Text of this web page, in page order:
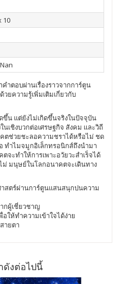
10
ำตอบผ่านเรื่องราวจากการ์ตูน
วยความรู้เพิ่มเติมเกี่ยวกับ
ขึ้น แต่ยังไม่เกิดขึ้นจริงในปัจจุบัน
เชิงบวกต่อเศรษฐกิจ สังคม และวิถี
ตช่วยชะลอความชราได้หรือไม่ ชด
ทำไมจมูกอิเล็กทรอนิกส์ถึงนำมา
จะทำให้การเพาะอวัยวะสำเร็จได้
มนุษย์ในโลกอนาคตจะเดินทาง
สตร์ผ่านการ์ตูนแสนสนุกปนความ
กผู้เชี่ยวชาญ
อให้ทำความเข้าใจได้ง่าย
ายตา
งต่อไปนี้